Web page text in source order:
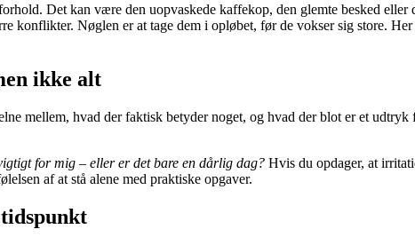
Det kan være den uopvaskede kaffekop, den glemte besked
konflikter. Nøglen er at tage dem i opløbet, før de vokser sig store.
ikke alt
mellem, hvad der faktisk betyder noget, og hvad der blot er et
for mig – eller er det bare en dårlig dag? Hvis du opdager, at
af at stå alene med praktiske opgaver.